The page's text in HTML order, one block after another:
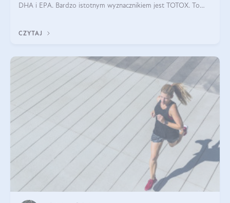
DHA i EPA. Bardzo istotnym wyznacznikiem jest TOTOX. To
CZYTAJ